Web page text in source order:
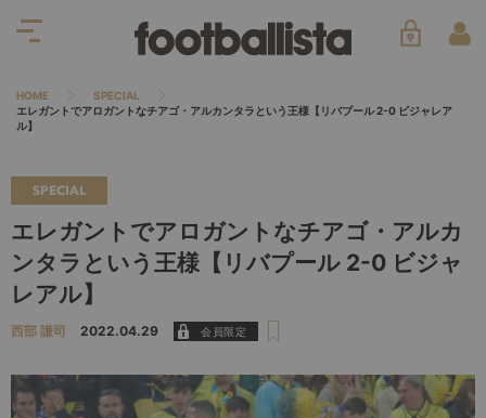
HOME
SPECIAL
エレガントでアロガントなチアゴ・アルカンタラという王様【リバプール 2-0 ビジャレア
ル】
SPECIAL
エレガントでアロガントなチアゴ・アルカ
ンタラという王様【リバプール 2-0 ビジャ
レアル】
西部 謙司 2022.04.29